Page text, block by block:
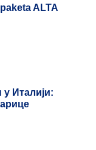
ALTA
Италији: